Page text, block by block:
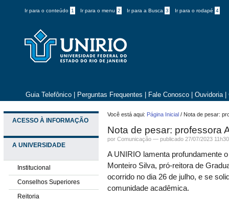
Ir para o conteúdo 1 Ir para o menu 2 Ir para a Busca 3 Ir para o rodapé 4
Guia Telefônico Perguntas Frequentes Fale Conosco Ouvidoria
ACESSO À INFORMAÇÃO
A UNIVERSIDADE
Institucional
Conselhos Superiores
Reitoria
Você está aqui: Página Inicial / Nota de pesar:
Nota de pesar: professora
porComunicação —publicado 27/07/2023
A UNIRIO lamenta profundamente
Monteiro Silva, pró-reitora de
ocorrido no dia 26 de julho, e se
comunidade acadêmica.